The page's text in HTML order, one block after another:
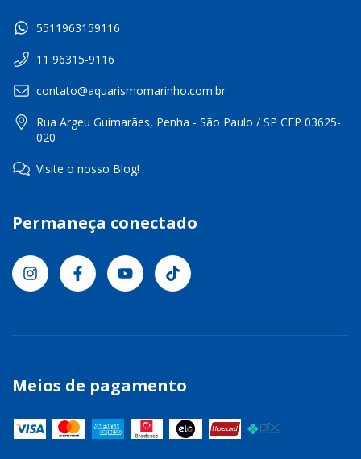
5511963159116
11 96315-9116
contato@aquarismomarinho.com.br
Rua Argeu Guimarães, Penha - São Paulo / SP CEP 03625-
020
Visite o nosso Blog!
Permaneça conectado
Meios de pagamento